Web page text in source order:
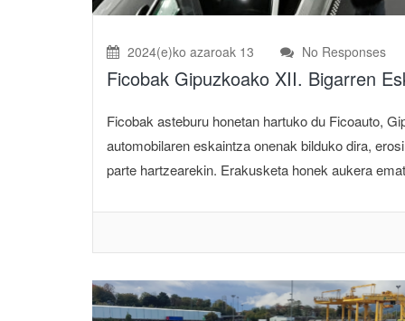
2024(e)ko azaroak 13 No Responses
Ficobak Gipuzkoako XII. Bigarren
Ficobak asteburu honetan hartuko du Ficoauto,
automobilaren eskaintza onenak bilduko dira,
parte hartzearekin. Erakusketa honek aukera